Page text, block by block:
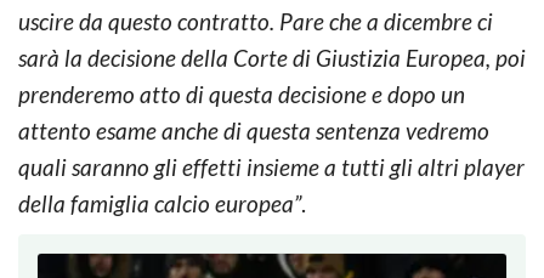
uscire da questo contratto. Pare che a dicembre ci
sarà la decisione della Corte di Giustizia Europea, poi
prenderemo atto di questa decisione e dopo un
attento esame anche di questa sentenza vedremo
quali saranno gli effetti insieme a tutti gli altri player
della famiglia calcio europea”.